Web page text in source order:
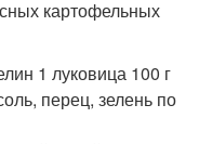
картофельных
1 луковица 100 г
перец, зелень по